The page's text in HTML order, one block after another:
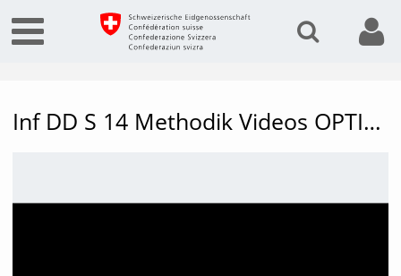
Inf DD S 14 Methodik Videos OPTIMA LN